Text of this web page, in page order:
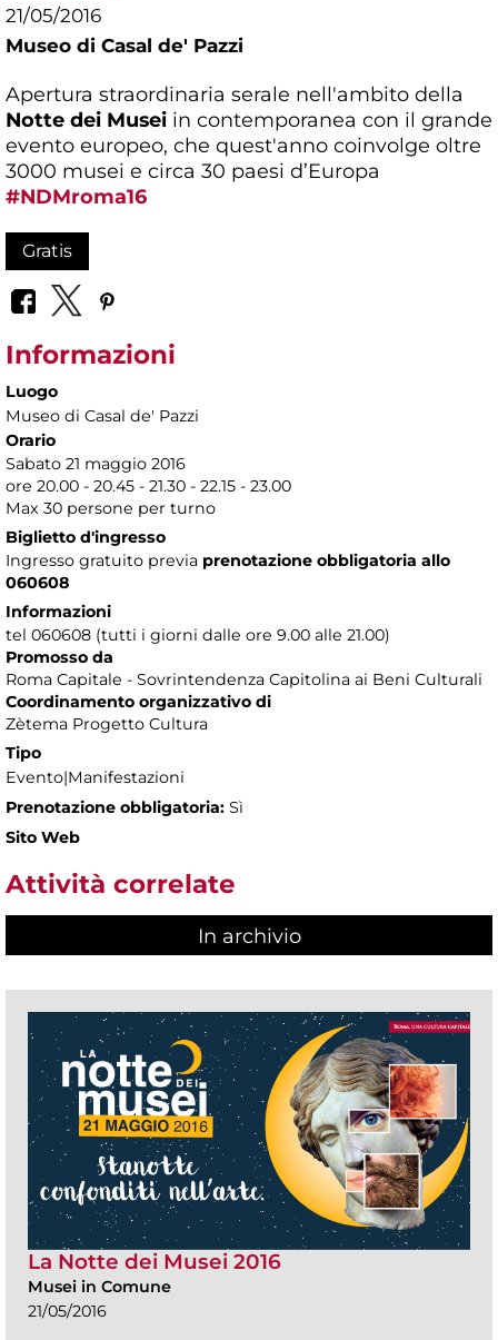
21/05/2016
Museo di Casal de' Pazzi
Apertura straordinaria serale nell'ambito della
Notte dei Musei in contemporanea con il grande
evento europeo, che quest'anno coinvolge oltre
3000 musei e circa 30 paesi d’Europa
#NDMroma16
Gratis
Informazioni
Luogo
Museo di Casal de' Pazzi
Orario
Sabato 21 maggio 2016
ore 20.00 - 20.45 - 21.30 - 22.15 - 23.00
Max 30 persone per turno
Biglietto d'ingresso
Ingresso gratuito previa prenotazione obbligatoria allo
060608
Informazioni
tel 060608 (tutti i giorni dalle ore 9.00 alle 21.00)
Promosso da
Roma Capitale - Sovrintendenza Capitolina ai Beni Culturali
Coordinamento organizzativo di
Zètema Progetto Cultura
Tipo
Evento|Manifestazioni
Prenotazione obbligatoria: Sì
Sito Web
Attività correlate
In archivio
La Notte dei Musei 2016
Musei in Comune
21/05/2016